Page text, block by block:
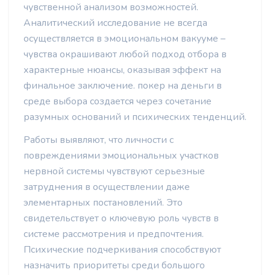
чувственной анализом возможностей.
Аналитический исследование не всегда
осуществляется в эмоциональном вакууме –
чувства окрашивают любой подход отбора в
характерные нюансы, оказывая эффект на
финальное заключение. покер на деньги в
среде выбора создается через сочетание
разумных оснований и психических тенденций.
Работы выявляют, что личности с
повреждениями эмоциональных участков
нервной системы чувствуют серьезные
затруднения в осуществлении даже
элементарных постановлений. Это
свидетельствует о ключевую роль чувств в
системе рассмотрения и предпочтения.
Психические подчеркивания способствуют
назначить приоритеты среди большого